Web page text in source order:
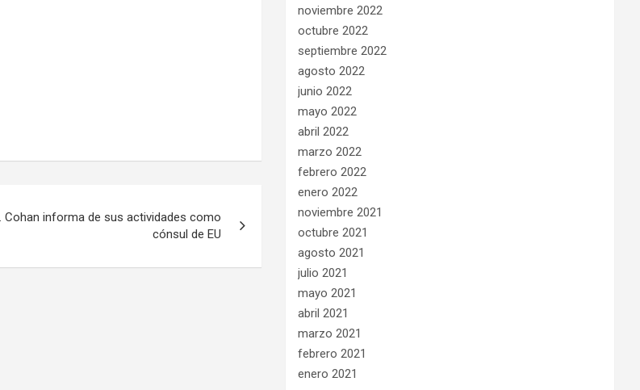
Cohan informa de sus actividades como
cónsul de EU
noviembre 2022
octubre 2022
septiembre 2022
agosto 2022
junio 2022
mayo 2022
abril 2022
marzo 2022
febrero 2022
enero 2022
noviembre 2021
octubre 2021
agosto 2021
julio 2021
mayo 2021
abril 2021
marzo 2021
febrero 2021
enero 2021